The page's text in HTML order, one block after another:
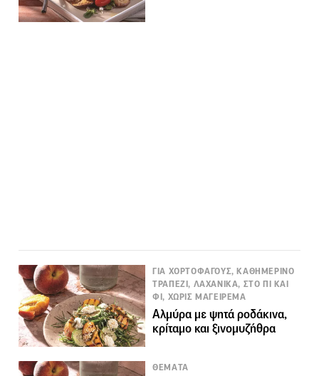
ΓΙΑ ΧΟΡΤΟΦΑΓΟΥΣ, ΚΑΘΗΜΕΡΙΝΟ
ΤΡΑΠΕΖΙ, ΛΑΧΑΝΙΚΑ, ΣΤΟ ΠΙ ΚΑΙ
ΦΙ, ΧΩΡΙΣ ΜΑΓΕΙΡΕΜΑ
Αλμύρα με ψητά ροδάκινα,
κρίταμο και ξινομυζήθρα
ΘΕΜΑΤΑ